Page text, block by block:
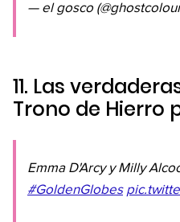
— el gosco
11. Las
Trono de Hierro
Emma D'Arcy y Milly
#GoldenGlobes